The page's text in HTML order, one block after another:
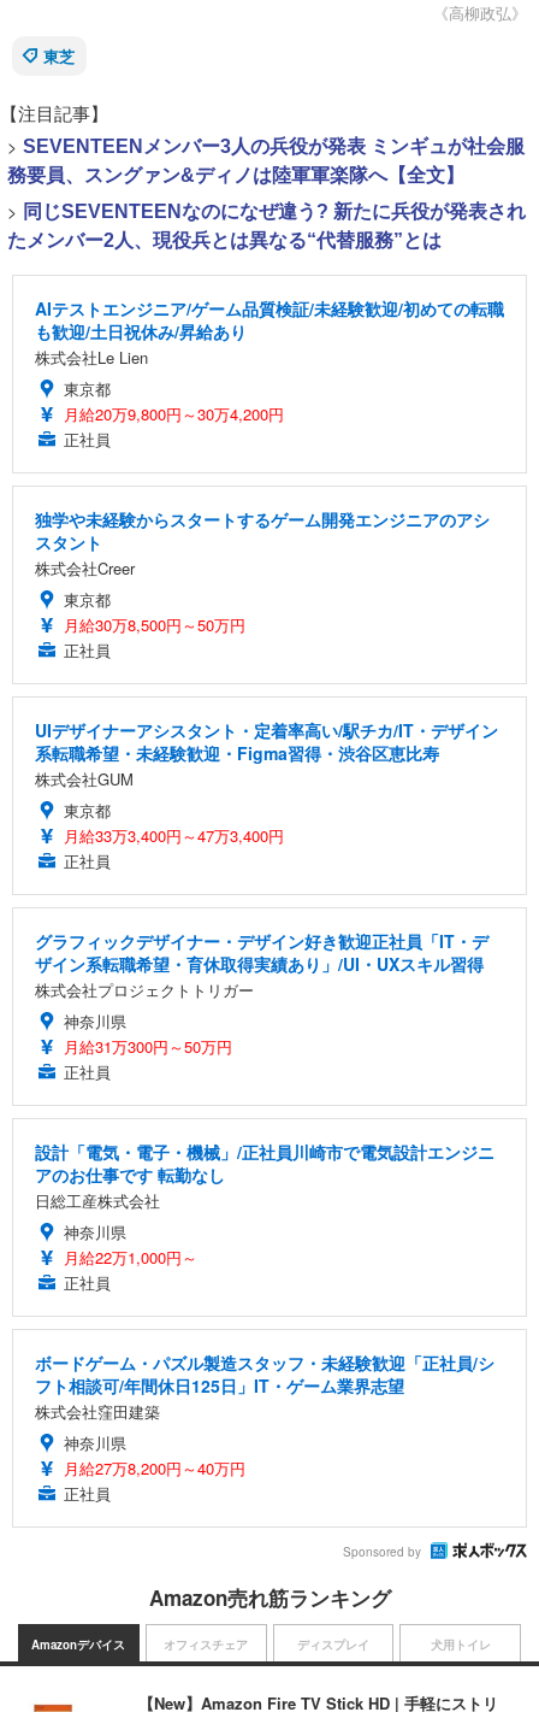
《高柳政弘》
東芝
【注目記事】
> SEVENTEENメンバー3人の兵役が発表 ミンギュが社会服
務要員、スングァン&ディノは陸軍軍楽隊へ【全文】
> 同じSEVENTEENなのになぜ違う? 新たに兵役が発表され
たメンバー2人、現役兵とは異なる“代替服務”とは
AIテストエンジニア/ゲーム品質検証/未経験歓迎/初めての転職
も歓迎/土日祝休み/昇給あり
株式会社Le Lien
東京都
月給20万9,800円～30万4,200円
正社員
独学や未経験からスタートするゲーム開発エンジニアのアシ
スタント
株式会社Creer
東京都
月給30万8,500円～50万円
正社員
UIデザイナーアシスタント・定着率高い/駅チカ/IT・デザイン
系転職希望・未経験歓迎・Figma習得・渋谷区恵比寿
株式会社GUM
東京都
月給33万3,400円～47万3,400円
正社員
グラフィックデザイナー・デザイン好き歓迎正社員「IT・デ
ザイン系転職希望・育休取得実績あり」/UI・UXスキル習得
株式会社プロジェクトトリガー
神奈川県
月給31万300円～50万円
正社員
設計「電気・電子・機械」/正社員川崎市で電気設計エンジニ
アのお仕事です 転勤なし
日総工産株式会社
神奈川県
月給22万1,000円～
正社員
ボードゲーム・パズル製造スタッフ・未経験歓迎「正社員/シ
フト相談可/年間休日125日」IT・ゲーム業界志望
株式会社窪田建築
神奈川県
月給27万8,200円～40万円
正社員
Sponsored by
Amazon売れ筋ランキング
Amazonデバイス
【New】Amazon Fire TV Stick HD | 手軽にストリ
オフィスチェア ディスプレイ 犬用トイレ